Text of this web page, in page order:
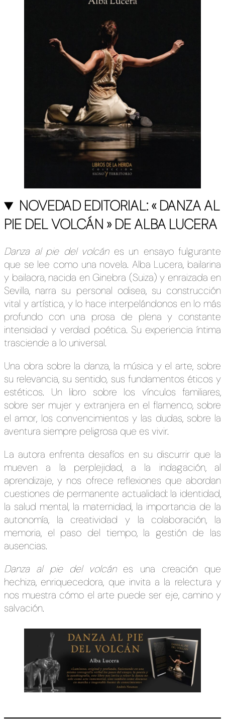
NOVEDAD EDITORIAL: « DANZA AL
PIE DEL VOLCÁN » DE ALBA LUCERA
Danza al pie del volcánes un ensayo fulgurante
que se lee como una novela. Alba Lucera, bailarina
y bailaora, nacida en Ginebra (Suiza) y enraizada en
Sevilla, narra su personal odisea, su construcción
vital y artística, y lo hace interpelándonos en lo más
profundo con una prosa de plena y constante
intensidad y verdad poética. Su experiencia íntima
trasciende a lo universal.
Una obra sobre la danza, la música y el arte, sobre
su relevancia, su sentido, sus fundamentos éticos y
estéticos. Un libro sobre los vínculos familiares,
sobre ser mujer y extranjera en el flamenco, sobre
el amor, los convencimientos y las dudas, sobre la
aventura siempre peligrosa que es vivir.
La autora enfrenta desafíos en su discurrir que la
mueven a la perplejidad, a la indagación, al
aprendizaje, y nos ofrece reflexiones que abordan
cuestiones de permanente actualidad: la identidad,
la salud mental, la maternidad, la importancia de la
autonomía, la creatividad y la colaboración, la
memoria, el paso del tiempo, la gestión de las
ausencias.
Danza al pie del volcánes una creación que
hechiza, enriquecedora, que invita a la relectura y
nos muestra cómo el arte puede ser eje, camino y
salvación.